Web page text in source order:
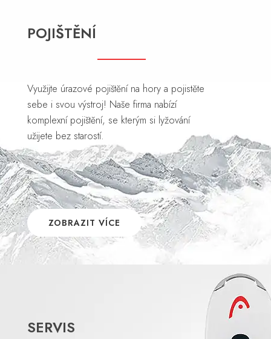
POJIŠTĚNÍ
Využijte úrazové pojištění na hory a pojistěte
sebe i svou výstroj! Naše firma nabízí
komplexní pojištění, se kterým si lyžování
užijete bez starostí.
ZOBRAZIT VÍCE
SERVIS